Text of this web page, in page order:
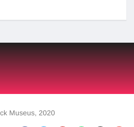
Museus, 2020